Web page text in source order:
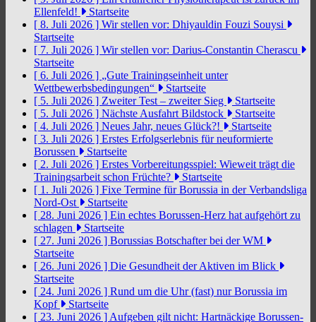
Ellenfeld!
Startseite
[ 8. Juli 2026 ] Wir stellen vor: Dhiyauldin Fouzi Souysi
Startseite
[ 7. Juli 2026 ] Wir stellen vor: Darius-Constantin Cherascu
Startseite
[ 6. Juli 2026 ] „Gute Trainingseinheit unter
Wettbewerbsbedingungen“
Startseite
[ 5. Juli 2026 ] Zweiter Test – zweiter Sieg
Startseite
[ 5. Juli 2026 ] Nächste Ausfahrt Bildstock
Startseite
[ 4. Juli 2026 ] Neues Jahr, neues Glück?!
Startseite
[ 3. Juli 2026 ] Erstes Erfolgserlebnis für neuformierte
Borussen
Startseite
[ 2. Juli 2026 ] Erstes Vorbereitungsspiel: Wieweit trägt die
Trainingsarbeit schon Früchte?
Startseite
[ 1. Juli 2026 ] Fixe Termine für Borussia in der Verbandsliga
Nord-Ost
Startseite
[ 28. Juni 2026 ] Ein echtes Borussen-Herz hat aufgehört zu
schlagen
Startseite
[ 27. Juni 2026 ] Borussias Botschafter bei der WM
Startseite
[ 26. Juni 2026 ] Die Gesundheit der Aktiven im Blick
Startseite
[ 24. Juni 2026 ] Rund um die Uhr (fast) nur Borussia im
Kopf
Startseite
[ 23. Juni 2026 ] Aufgeben gilt nicht: Hartnäckige Borussen-